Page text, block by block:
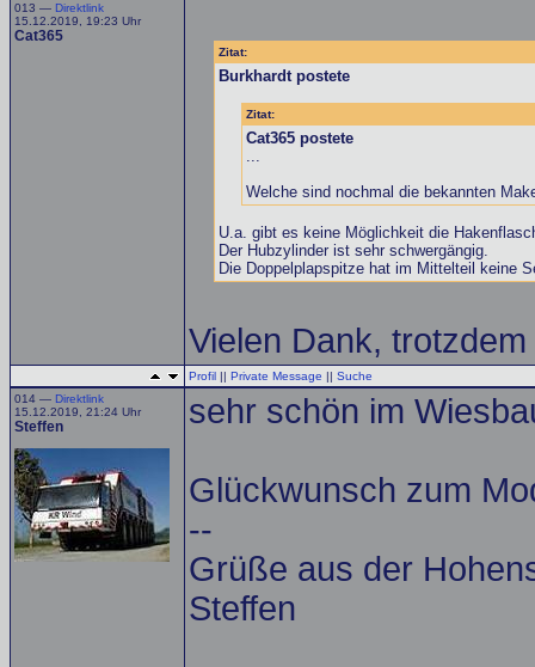
013 — Direktlink
15.12.2019, 19:23 Uhr
Cat365
Zitat:
Burkhardt postete
Zitat:
Cat365 postete
...
Welche sind nochmal die bekannten
U.a. gibt es keine Möglichkeit die
Der Hubzylinder ist sehr schwergängig.
Die Doppelplapspitze hat im Mittelteil keine
Vielen Dank,
Profil || Private Message || Suche
014 — Direktlink
15.12.2019, 21:24 Uhr
Steffen sehr schön im
Glückwunsch zum
--
Grüße aus der
Steffen